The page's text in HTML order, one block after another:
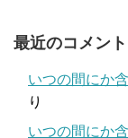
最近のコメント
いつの間にか
り
いつの間にか